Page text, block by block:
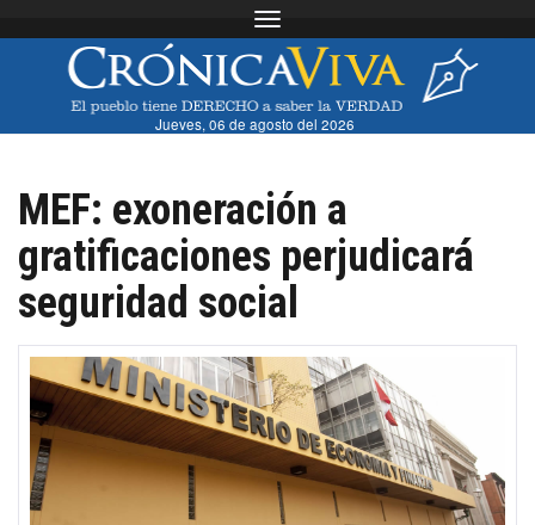
Toggle navigation
Jueves, 06 de agosto del 2026
MEF: exoneración a
gratificaciones perjudicará
seguridad social